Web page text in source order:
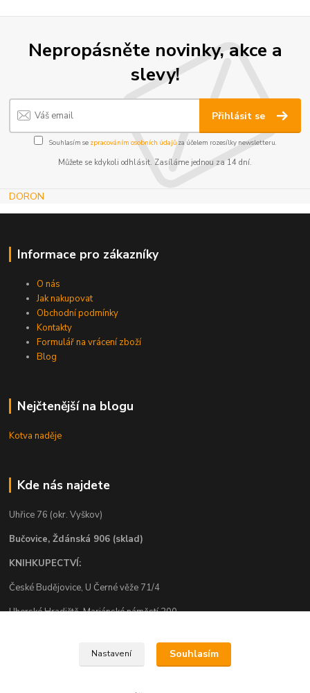
Nepropásněte novinky, akce a
slevy!
Přihlásit se
Souhlasím se zpracováním osobních údajůza účelem rozesílky newsletteru.
Můžete se kdykoli odhlásit. Zasíláme jednou za 14 dní.
DORON
Informace pro zákazníky
O nás
Jak nakupovat
Obchodní podmínky
Kontakty
Formulář na vrácení zboží
Blog
Nejčtenější na blogu
Kotva naděje
Kde nás najdete
Uhřice 76 (okr. Vyškov)
Bučovice, Ždánská 906 (sklad)
KNIHKUPECTVÍ:
České Budějovice, U Černé věže 71/4
Uherské Hradiště, Mariánské náměstí 200
Nastavení Souhlasím